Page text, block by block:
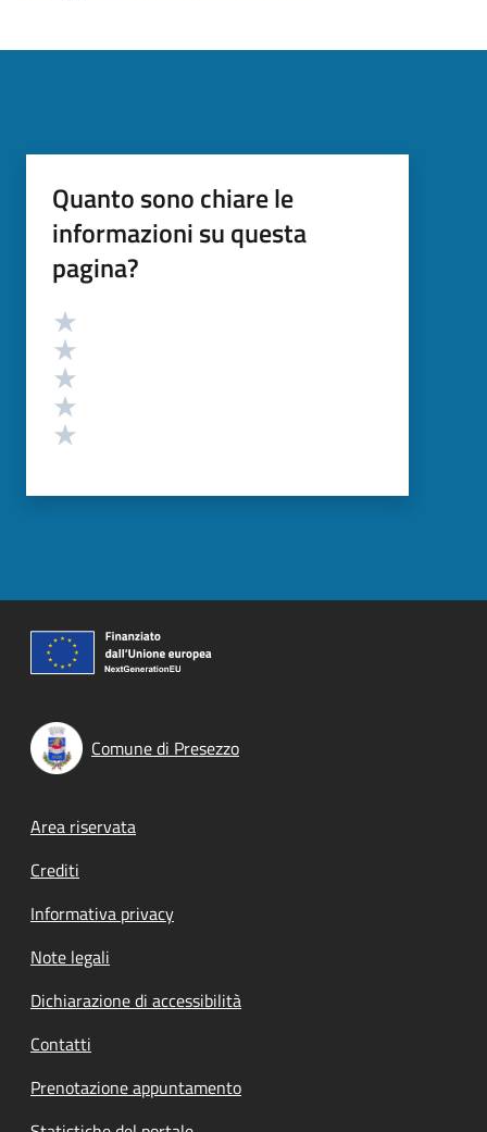
Quanto sono chiare le
informazioni su questa
pagina?
Valutazione
Comune di Presezzo
Footer menu
Area riservata
Crediti
Informativa privacy
Note legali
Dichiarazione di accessibilità
Contatti
Prenotazione appuntamento